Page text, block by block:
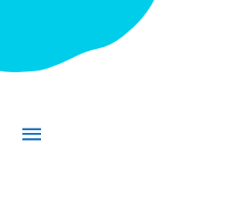
Menu